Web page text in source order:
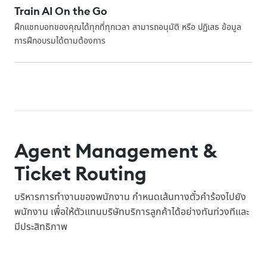
Train AI On the Go
ฝึกแชทบอทของคุณได้ทุกที่ทุกเวลา สามารถอนุมัติ หรือ ปฏิเสธ ข้อมูล
การฝึกอบรมได้ตามต้องการ
Agent Management &
Ticket Routing
บริหารการทำงานของพนักงาน กำหนดเส้นทางตั๋วคำร้องไปยัง
พนักงาน เพื่อให้ตัวแทนบริษัทบริการลูกค้าได้อย่างทันท่วงทีและ
มีประสิทธิภาพ